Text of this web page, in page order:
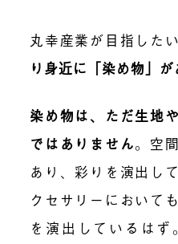
丸幸産業が目指した
り身近に「染め物」
染め物は、ただ生地
ではありません。空
あり、彩りを演出し
クセサリーにおいて
を演出しているはず。